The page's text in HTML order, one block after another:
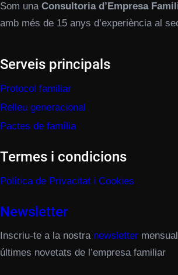
Som una Consultoria d’Empresa
amb més de 15 anys d’experiència al
Serveis principals
Protocol familiar
Relleu generacional
Pactes de família
Termes i condicions
Política de Privacitat i Cookies
Newsletter
Inscriu-te a la nostra newsletter
últimes novetats de l’empresa familiar